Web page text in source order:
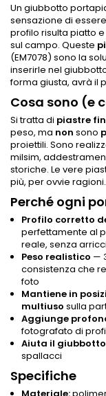
Un giubbotto
sensazione di
profilo risulta piatto
sul campo. Queste
(EM7078) sono la
inserirle nel
forma giusta, avrà il
Cosa sono (e
Si tratta di piastre
peso, ma non sono
proiettili. Sono
milsim,
storiche. Le vere
più, per ovvie ragioni.
Perché ogni
Profilo corretto
perfettamente al
reale, senza
Peso realistico —
consistenza che
foto
Mantiene in
multiuso sulla
Aggiunge
fotografato di
Aiuta il
spallacci
Specifiche